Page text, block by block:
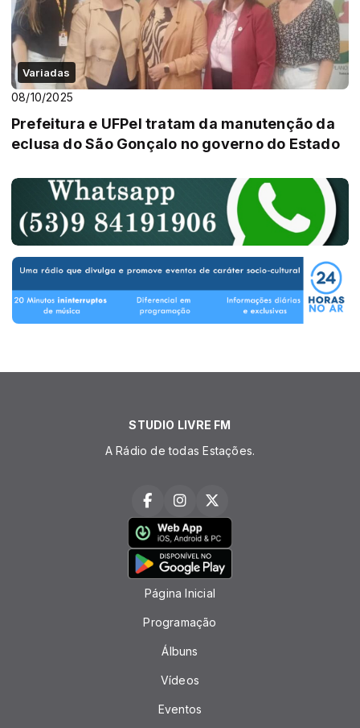
Variadas
08/10/2025
Prefeitura e UFPel tratam da manutenção da
eclusa do São Gonçalo no governo do Estado
STUDIO LIVRE FM
A Rádio de todas Estações.
Página Inicial
Programação
Álbuns
Vídeos
Eventos